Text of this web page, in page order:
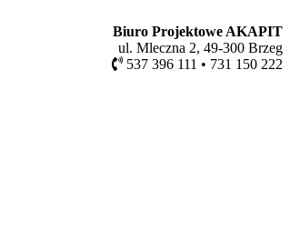
Biuro Projektowe AKAPIT
ul. Mleczna 2, 49-300 Brzeg
537 396 111 • 731 150 222